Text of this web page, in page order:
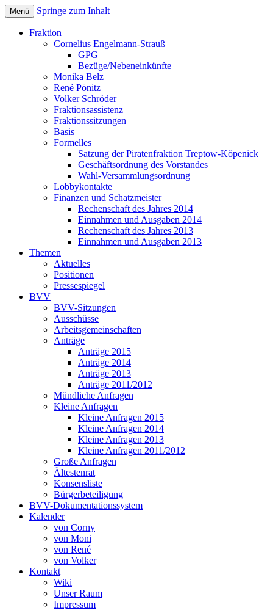
Piratenfraktion
Treptow-Köpenick
Menü Springe zum Inhalt
Fraktion
Cornelius Engelmann-Strauß
GPG
Bezüge/Nebeneinkünfte
Monika Belz
René Pönitz
Volker Schröder
Fraktionsassistenz
Fraktionssitzungen
Basis
Formelles
Satzung der Piratenfraktion Treptow-Köpenick
Geschäftsordnung des Vorstandes
Wahl-Versammlungsordnung
Lobbykontakte
Finanzen und Schatzmeister
Rechenschaft des Jahres 2014
Einnahmen und Ausgaben 2014
Rechenschaft des Jahres 2013
Einnahmen und Ausgaben 2013
Themen
Aktuelles
Positionen
Pressespiegel
BVV
BVV-Sitzungen
Ausschüsse
Arbeitsgemeinschaften
Anträge
Anträge 2015
Anträge 2014
Anträge 2013
Anträge 2011/2012
Mündliche Anfragen
Kleine Anfragen
Kleine Anfragen 2015
Kleine Anfragen 2014
Kleine Anfragen 2013
Kleine Anfragen 2011/2012
Große Anfragen
Ältestenrat
Konsensliste
Bürgerbeteiligung
BVV-Dokumentationssystem
Kalender
von Corny
von Moni
von René
von Volker
Kontakt
Wiki
Unser Raum
Impressum